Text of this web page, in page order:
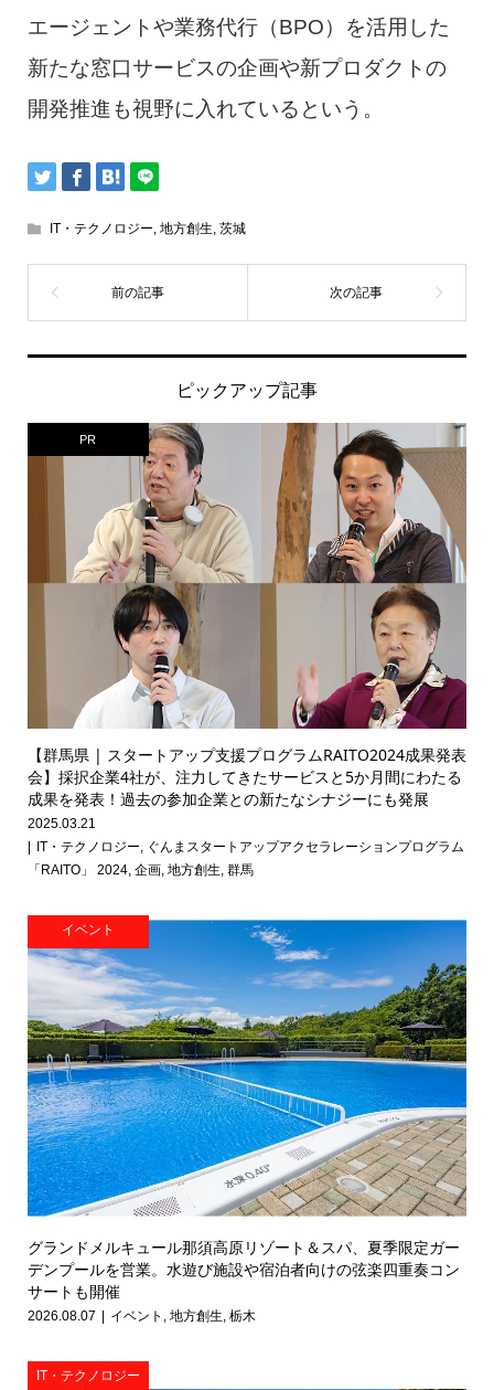
エージェントや業務代行（BPO）を活用した
新たな窓口サービスの企画や新プロダクトの
開発推進も視野に入れているという。
IT・テクノロジー, 地方創生, 茨城
ピックアップ記事
PR
【群馬県 | スタートアップ支援プログラムRAITO2024成果発表
会】採択企業4社が、注力してきたサービスと5か月間にわたる
成果を発表！過去の参加企業との新たなシナジーにも発展
2025.03.21
IT・テクノロジー
ぐんまスタートアップアクセラレーションプログラム
「RAITO」 2024, 企画, 地方創生 群馬
イベント
グランドメルキュール那須高原リゾート＆スパ、夏季限定ガー
デンプールを営業。水遊び施設や宿泊者向けの弦楽四重奏コン
サートも開催
2026.08.07 イベント 地方創生 栃木
IT・テクノロジー